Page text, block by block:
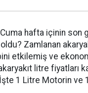
hafta içinin son
Zamlanan
etkilemiş ve
litre fiyatları
1 Litre Motorin ve